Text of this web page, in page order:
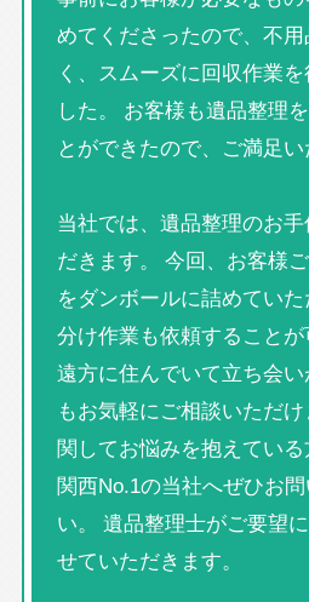
めてくださったので、不
く、スムーズに回収作業
した。 お客様も遺品整理
とができたので、ご満足い
当社では、遺品整理のお
だきます。 今回、お客様
をダンボールに詰めてい
分け作業も依頼することが
遠方に住んでいて立ち会
もお気軽にご相談いただ
関してお悩みを抱えてい
関西No.1の当社へぜひお
い。 遺品整理士がご要望
せていただきます。